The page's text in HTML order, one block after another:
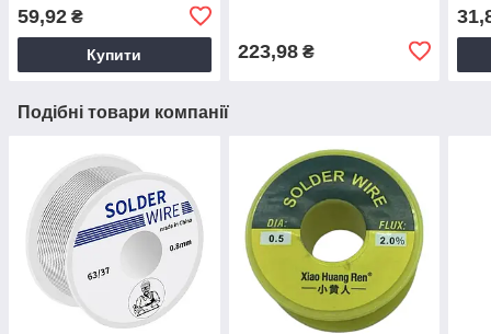
59,92 ₴
Купити 223,98₴
Подібні товари компанії